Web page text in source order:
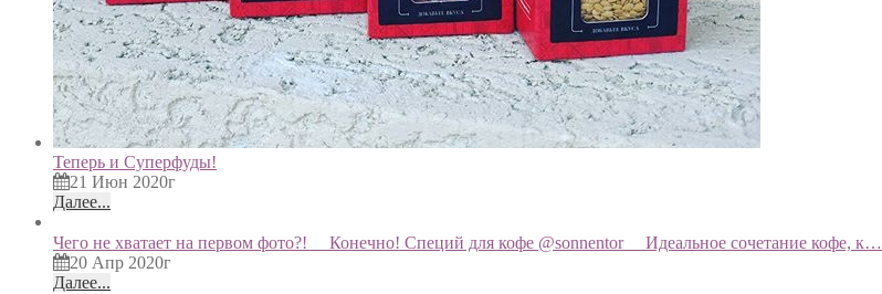
Теперь и Суперфуды!
21 Июн 2020г
Далее...
Чего не хватает на первом фото?! ⠀ Конечно! Специй для кофе @sonnentor ⠀ Идеальное сочетание кофе, к…
20 Апр 2020г
Далее...